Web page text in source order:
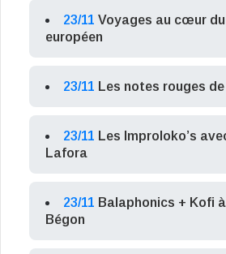
23/11 Voyages au cœur
européen
23/11 Les notes rouges
23/11 Les Improloko’s
Lafora
23/11 Balaphonics + Kofi
Bégon